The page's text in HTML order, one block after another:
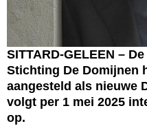
SITTARD-GELEEN –
Stichting De Domijnen
aangesteld als nieuwe
volgt per 1 mei 2025
op.